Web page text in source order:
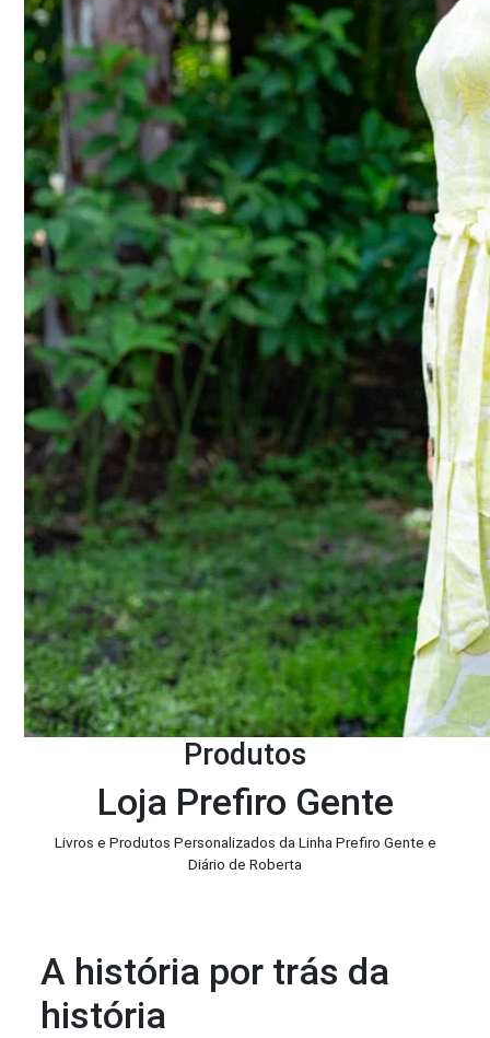
Produtos
Loja Prefiro Gente
Livros e Produtos Personalizados da Linha Prefiro Gente e
Diário de Roberta
A história por trás da
história